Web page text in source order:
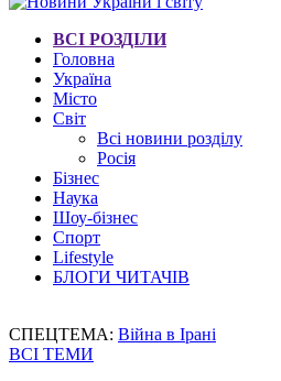
ВСІ РОЗДІЛИ
Головна
Україна
Місто
Світ
Всі новини розділу
Росія
Бізнес
Наука
Шоу-бізнес
Спорт
Lifestyle
БЛОГИ ЧИТАЧІВ
СПЕЦТЕМА: Війна в Ірані
ВСІ ТЕМИ